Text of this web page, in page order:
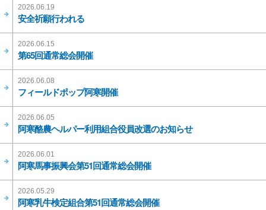
2026.06.19
安全祈願行われる
2026.06.15
第65回通常総会開催
2026.06.08
フィールドポップ阿寒開催
2026.06.05
阿寒酪農ヘルパー利用組合役員改選のお知らせ
2026.06.01
阿寒馬事振興会第51回通常総会開催
2026.05.29
阿寒乳牛検定組合第51回通常総会開催